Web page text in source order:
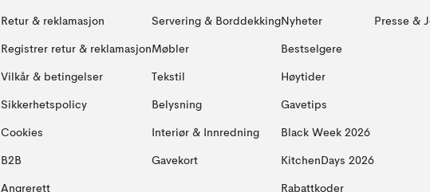
Retur & reklamasjon
Registrer retur & reklamasjon
Vilkår & betingelser
Sikkerhetspolicy
Cookies
B2B
Angrerett
Servering & Borddekking
Møbler
Tekstil
Belysning
Interiør & Innredning
Gavekort
Nyheter
Bestselgere
Høytider
Gavetips
Black Week 2026
KitchenDays 2026
Rabattkoder
Presse &